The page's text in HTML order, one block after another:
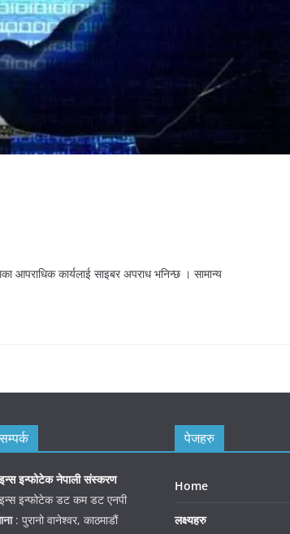
आपराधिक कार्यलाई साइबर अपराध भनिन्छ । सामान्य
सम्पर्क
इन्फोटेक नेपाली संस्करण
इन्फोटेक डट कम डट एनपी
: पुरानो वानेश्वर, काठमाडौं
पेजहरु
Home
लक्ष्यहरु